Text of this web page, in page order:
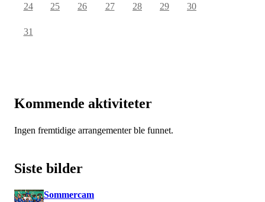
24 25 26 27 28 29 30
31
Kommende aktiviteter
Ingen fremtidige arrangementer ble funnet.
Siste bilder
Sommercam